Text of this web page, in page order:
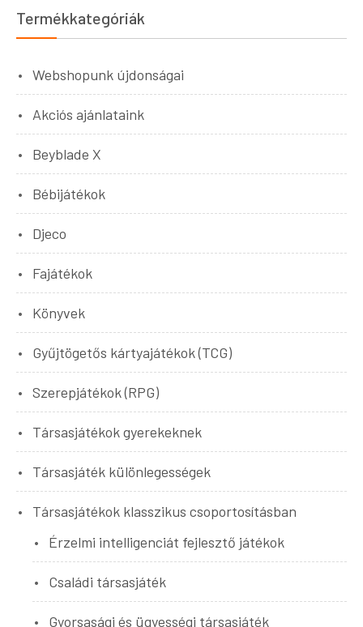
Termékkategóriák
Webshopunk újdonságai
Akciós ajánlataink
Beyblade X
Bébijátékok
Djeco
Fajátékok
Könyvek
Gyűjtögetős kártyajátékok (TCG)
Szerepjátékok (RPG)
Társasjátékok gyerekeknek
Társasjáték különlegességek
Társasjátékok klasszikus csoportosításban
Érzelmi intelligenciát fejlesztő játékok
Családi társasjáték
Gyorsasági és ügyességi társasjáték